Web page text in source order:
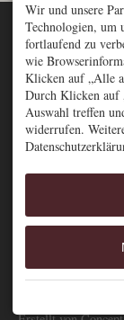
Bergzeit – Hotel
Appartements
Iselerstraße 8
D-87541 Bad
Hindelang/
im Oberallgäu
Höchstes Ski- u.
Deutschlands auf
FeWos in Bad
Oberjoch
Wir und unsere
Technologien, um
fortlaufend zu
wie
Klicken auf „Alle
Durch Klicken auf
Auswahl treffen
widerrufen.